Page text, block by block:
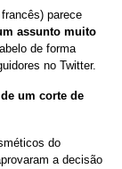
parece
assunto muito
de forma
no Twitter.
um corte de
do
a decisão